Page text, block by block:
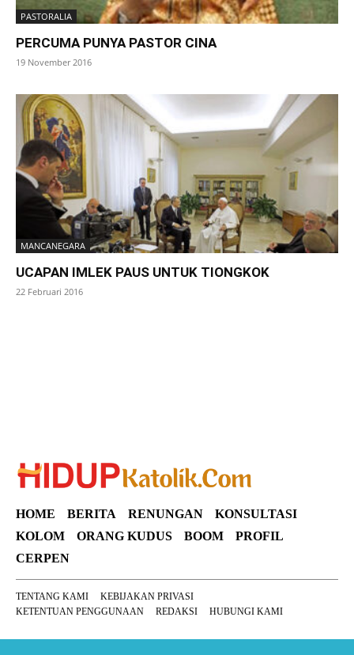
PASTORALIA
PERCUMA PUNYA PASTOR CINA
19 November 2016
MANCANEGARA
UCAPAN IMLEK PAUS UNTUK TIONGKOK
22 Februari 2016
HOME BERITA RENUNGAN
KONSULTASI
KOLOM
ORANG KUDUS BOOM
PROFIL
CERPEN
TENTANG KAMI
KEBIJAKAN PRIVASI
KETENTUAN PENGGUNAAN
REDAKSI HUBUNGI KAMI